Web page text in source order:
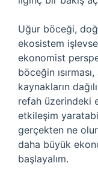
Uğur böceği,
ekosistem
ekonomist
böceğin
kaynakların
refah üzerindeki
etkileşim
gerçekten ne
daha büyük
başlayalım.